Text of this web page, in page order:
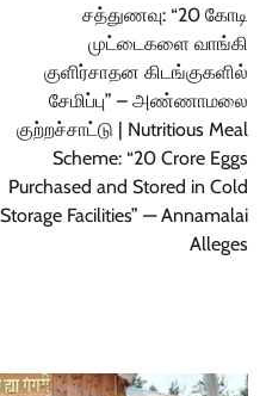
சத்துணவு: “20 கோடி
முட்டைகளை வாங்கி
குளிர்சாதன கிடங்குகளில்
சேமிப்பு” – அண்ணாமலை
குற்றச்சாட்டு | Nutritious Meal
Scheme: “20 Crore Eggs
Purchased and Stored in Cold
Storage Facilities” — Annamalai
Alleges